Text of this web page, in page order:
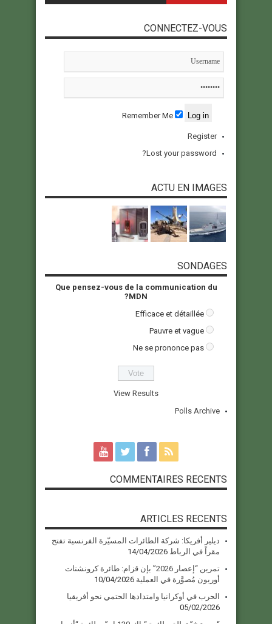
CONNECTEZ-VOUS
Register
Lost your password?
ACTU EN IMAGES
SONDAGES
Que pensez-vous de la communication du
MDN?
Efficace et détaillée
Pauvre et vague
Ne se prononce pas
View Results
Polls Archive
COMMENTAIRES RECENTS
ARTICLES RECENTS
ديلير أفريكا: شركة الطائرات المسيّرة الفرنسية تفتح
مقراً في الرباط 14/04/2026
تمرين “إعصار 2026” بإن قزام: طائرة كرونشتات
أوريون مُصوَّرة في العملية 10/04/2026
الحرب في أوكرانيا وامتدادها الحتمي نحو أفريقيا
05/02/2026